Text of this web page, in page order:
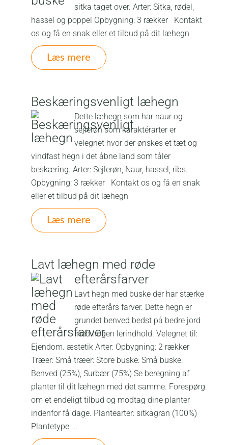
sitka taget over. Arter: Sitka, rødel,
hassel og poppel Opbygning: 3 rækker Kontakt
os og få en snak eller et tilbud på dit læhegn
Læs mere
Beskæringsvenligt læhegn
Dette læhegn som har naur og
sejlerøn som karaktérarter er
velegnet hvor der ønskes et tæt og
vindfast hegn i det åbne land som tåler
beskæring. Arter: Sejlerøn, Naur, hassel, ribs.
Opbygning: 3 rækker Kontakt os og få en snak
eller et tilbud på dit læhegn
Læs mere
Lavt læhegn med røde
efterårsfarver
Lavt hegn med buske der har stærke
røde efterårs farver. Dette hegn er
grundet benved bedst på bedre jord
med nogen lerindhold. Velegnet til:
Ejendom. æstetik Arter: Opbygning: 2 rækker
Træer: Små træer: Store buske: Små buske:
Benved (25%), Surbær (75%) Se beregning af
planter til dit læhegn med det samme. Forespørg
om et endeligt tilbud og modtag dine planter
indenfor få dage. Plantearter: sitkagran (100%)
Plantetype ...